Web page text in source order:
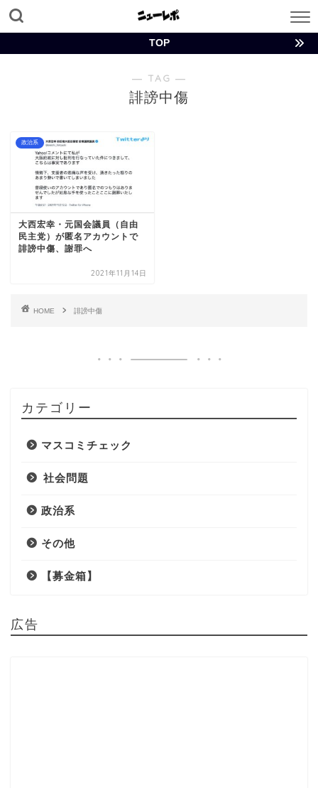
TOP
― TAG ―
誹謗中傷
政治系
大西宏幸・元国会議員（自由
民主党）が匿名アカウントで
誹謗中傷、謝罪へ
2021年11月14日
HOME 誹謗中傷
カテゴリー
マスコミチェック
社会問題
政治系
その他
【募金箱】
広告